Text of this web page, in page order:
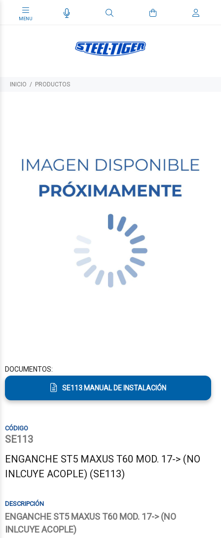
INICIO PRODUCTOS
SE113
ENGANCHE ST5 MAXUS T60 MOD. 17-> (NO
INLCUYE ACOPLE) (SE113)
ENGANCHE ST5 MAXUS T60 MOD. 17-> (NO
INLCUYE ACOPLE)
DOCUMENTOS:
SE113 MANUAL DE INSTALACIÓN